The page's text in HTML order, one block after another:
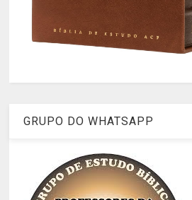
GRUPO DO WHATSAPP